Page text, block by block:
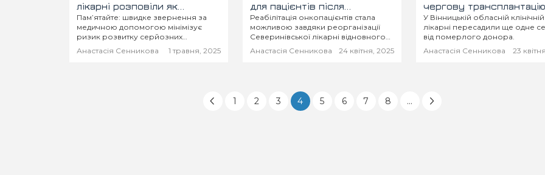
лікарні розповіли як
вберегтись від укусів кліщів
та куди звертатись, якщо це
сталось
Пам’ятайте: швидке звернення за
медичною допомогою мінімізує
ризик розвитку серйозних
інфекційних захворювань та їх
ускладнень!
Анастасія Сенникова 1 травня, 2025
для пацієнтів після
лікування онкології
Реабілітація онкопацієнтів стала
можливою завдяки реорганізації
Северинівської лікарні відновного
лікування та її приєднанню до КНП
«Подільський регіональний центр
Анастасія Сенникова 24 квітня, 2025
чергову трансплантацію
серця від померлого
У Вінницькій обласній клінічній
лікарні пересадили ще одне
від померлого донора.
Анастасія Сенникова
23
1 2 3 4 5 6 7 8 ...